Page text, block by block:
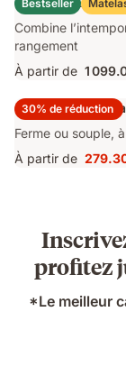
Bestseller
Combine
rangement
À partir de 1
30% de réduction
Surmatelas
Ferme ou souple,
À partir de Prix
profitez
*Le meilleur